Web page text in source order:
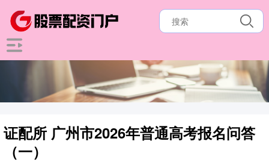
证配所 广州市2026年普通高考报名问答
（一）